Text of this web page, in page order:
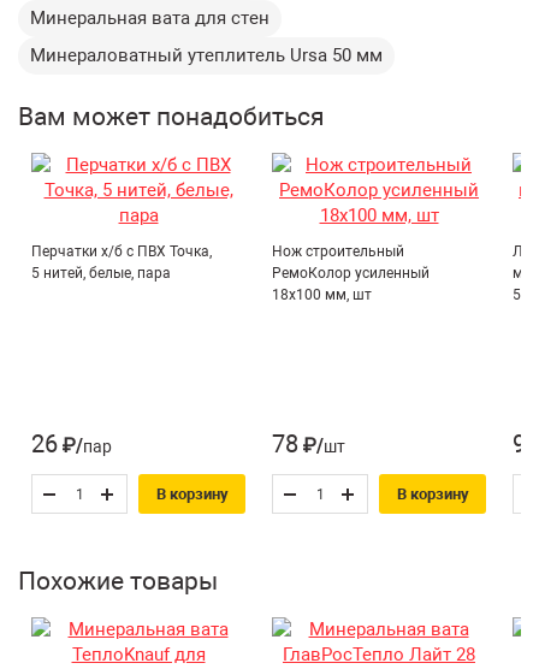
Перегородки;
Потолки;
Количество в упаковке (м2):
Количество в упаковке (м3): 0.45 м3
Тип упаковки: Плиты
НГ (негорючие)
Перегородки,
Перекрытия по
Минеральная вата для стен
Минераловатный утеплитель Ursa 50 мм
Вам может понадобиться
Перчатки х/б с ПВХ Точка,
5 нитей, белые, пара
26 ₽/пар
В корзину
Нож строительный
РемоКолор усиленный
18х100 мм, шт
78 ₽/шт
В корзину
50
90
Похожие товары